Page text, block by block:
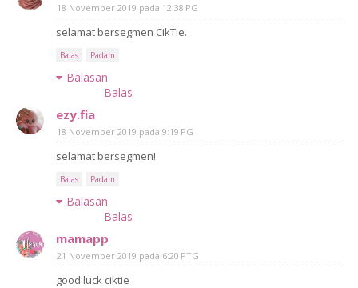
18 November 2019 pada 12:38 PG
selamat bersegmen CikTie.
Balas Padam
Balasan
Balas
ezy.fia
18 November 2019 pada 9:19 PG
selamat bersegmen!
Balas Padam
Balasan
Balas
mamapp
21 November 2019 pada 6:20 PTG
good luck ciktie